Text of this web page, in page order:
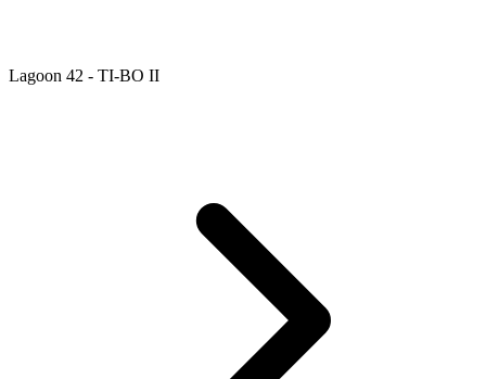
Lagoon 42 - TI-BO II